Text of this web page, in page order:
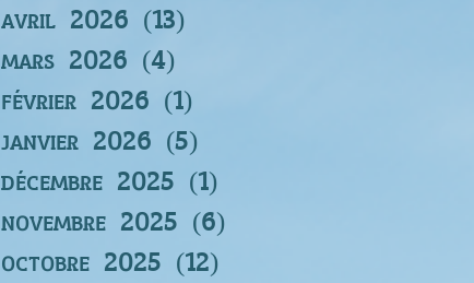
avril 2026 (13)
mars 2026 (4)
février 2026 (1)
janvier 2026 (5)
décembre 2025 (1)
novembre 2025 (6)
octobre 2025 (12)